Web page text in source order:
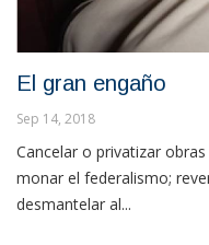
El gran engaño
Sep 14, 2018
Cancelar o privatizar
monar el federalismo;
desmantelar al...